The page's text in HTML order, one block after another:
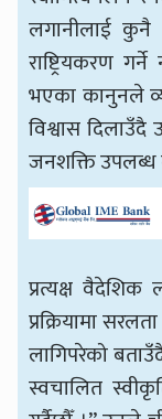
लगानीलाई कुनै
राष्ट्रियकरण
भएका कानुनले
विश्वास
जनशक्ति उपलब्ध
प्रत्यक्ष
प्रक्रियामा
लागिपरेको
स्वचालित